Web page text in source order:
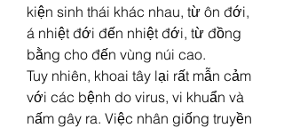
kiện sinh thái khác nhau, từ ôn đới,
á nhiệt đới đến nhiệt đới, từ đồng
bằng cho đến vùng núi cao.
Tuy nhiên, khoai tây lại rất mẫn cảm
với các bệnh do virus, vi khuẩn và
nấm gây ra. Việc nhân giống truyền